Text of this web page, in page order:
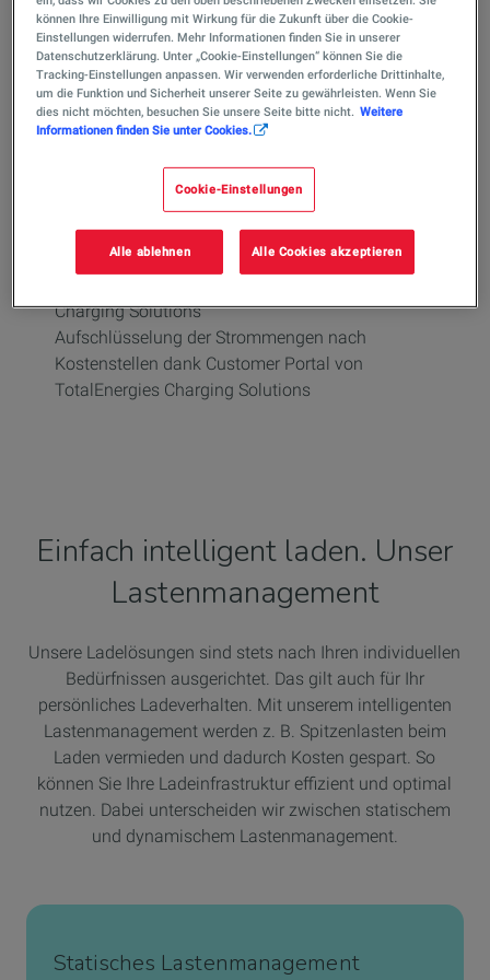
Als Multienergiekonzern können wir Ihnen nicht nur die
passende Ladeinfrastruktur zur Verfügung stellen,
sondern Sie auch mit der nötigen Energie versorgen.
Unkompliziert und nachhaltig:
Keine Mehraufwände bei der Energiebeschaffung
und der Abrechnung des Stroms
Auf Wunsch 100 % Ökostrom
Risikoübernahme bei Belieferungsausfälle und
Charging Solutions
Aufschlüsselung der Strommengen nach
Kostenstellen dank Customer Portal von
TotalEnergies Charging Solutions
Einfach intelligent laden. Unser
Lastenmanagement
Unsere Ladelösungen sind stets nach Ihren individuellen
Bedürfnissen ausgerichtet. Das gilt auch für Ihr
persönliches Ladeverhalten. Mit unserem intelligenten
Lastenmanagement werden z. B. Spitzenlasten beim
Laden vermieden und dadurch Kosten gespart. So
können Sie Ihre Ladeinfrastruktur effizient und optimal
nutzen. Dabei unterscheiden wir zwischen statischem
und dynamischem Lastenmanagement.
Statisches Lastenmanagement
können Ihre Einwilligung mit Wirkung für die Zukunft über die Cookie-
Einstellungen widerrufen. Mehr Informationen finden Sie in unserer
Datenschutzerklärung. Unter „Cookie-Einstellungen“ können Sie die
Tracking-Einstellungen anpassen. Wir verwenden erforderliche Drittinhalte,
um die Funktion und Sicherheit unserer Seite zu gewährleisten. Wenn Sie
dies nicht möchten, besuchen Sie unsere Seite bitte nicht. Weitere
Informationen finden Sie unter Cookies.
Cookie-Einstellungen
Alle ablehnen Alle Cookies akzeptieren